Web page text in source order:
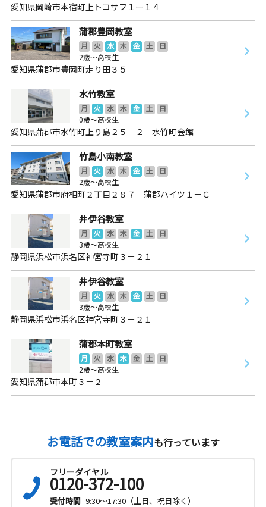
愛知県岡崎市本宿町上トコサフ１ー１４
蒲郡豊岡教室
月 火 水 木 金 土
日
2歳～高校生
愛知県蒲郡市豊岡町走り田３５
水竹教室
月 火 水 木 金 土
日
0歳～高校生
愛知県蒲郡市水竹町上り島２５－２ 水竹町会館
竹島小南教室
月 火 水 木 金 土
日
2歳～高校生
愛知県蒲郡市府相町２丁目２８７ 蒲郡ハイツ１－Ｃ
井伊谷教室
月 火 水 木 金 土
日
3歳～高校生
静岡県浜松市浜名区神宮寺町３－２１
井伊谷教室
月 火 水 木 金 土
日
3歳～高校生
静岡県浜松市浜名区神宮寺町３－２１
蒲郡本町教室
月 火 水 木 金 土
日
2歳～高校生
愛知県蒲郡市本町３－２
お電話での教室案内も行っています
フリーダイヤル
0120-372-100
受付時間 9:30～17:30（土日、祝日除く）